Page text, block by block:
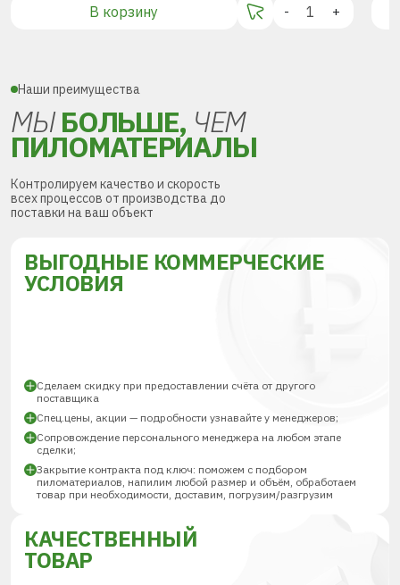
В корзину - +
Наши преимущества
МЫБОЛЬШЕ, ЧЕМ
ПИЛОМАТЕРИАЛЫ
Контролируем качество и скорость
всех процессов от производства до
поставки на ваш объект
ВЫГОДНЫЕ КОММЕРЧЕСКИЕ
УСЛОВИЯ
Сделаем скидку при предоставлении счёта от другого
поставщика
Спец.цены, акции — подробности узнавайте у менеджеров;
Сопровождение персонального менеджера на любом этапе
сделки;
Закрытие контракта под ключ: поможем с подбором
пиломатериалов, напилим любой размер и объём, обработаем
товар при необходимости, доставим, погрузим/разгрузим
КАЧЕСТВЕННЫЙ
ТОВАР